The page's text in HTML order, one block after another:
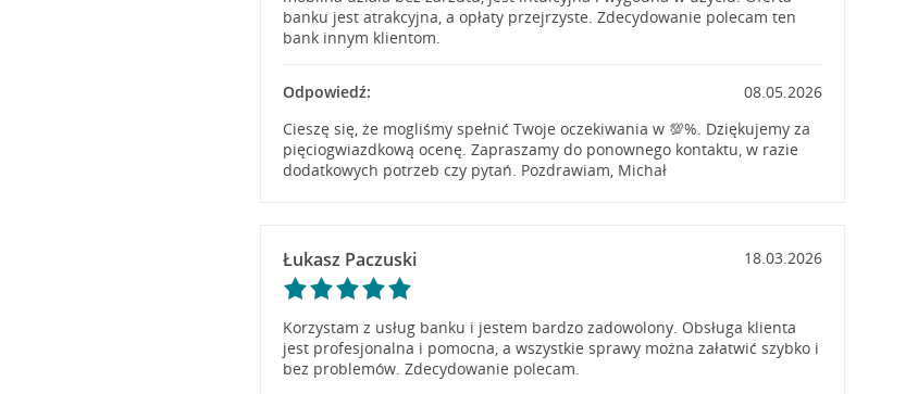
banku jest atrakcyjna, a opłaty przejrzyste. Zdecydowanie polecam ten
bank innym klientom.
Odpowiedź:
08.05.2026
Cieszę się, że mogliśmy spełnić Twoje oczekiwania w 💯%. Dziękujemy za
pięciogwiazdkową ocenę. Zapraszamy do ponownego kontaktu, w razie
dodatkowych potrzeb czy pytań. Pozdrawiam, Michał
Łukasz Paczuski 18.03.2026
Korzystam z usług banku i jestem bardzo zadowolony. Obsługa klienta
jest profesjonalna i pomocna, a wszystkie sprawy można załatwić szybko i
bez problemów. Zdecydowanie polecam.